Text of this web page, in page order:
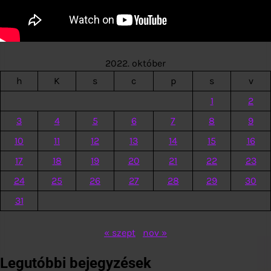
2022. október
h
K s c p s
v
1
2
3
4 5 6 7 8
9
10
11 12 13 14 15
16
17
18 19 20 21 22
23
24
25 26 27 28 29
30
31
« szept nov »
Legutóbbi bejegyzések